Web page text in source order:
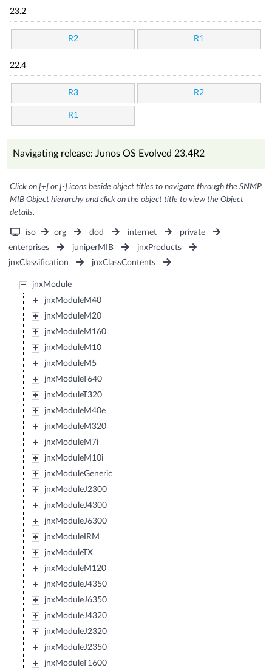
23.2
R2 R1
22.4
R3 R2
R1
Navigating release: Junos OS Evolved 23.4R2
Click on [+] or [-] icons beside object titles to navigate through the SNMP
MIB Object hierarchy and click on the object title to view the Object
details.
iso org dod internet
private
enterprises
juniperMIB
jnxProducts
jnxClassification
jnxClassContents
jnxModule
jnxModuleM40
jnxModuleM20
jnxModuleM160
jnxModuleM10
jnxModuleM5
jnxModuleT640
jnxModuleT320
jnxModuleM40e
jnxModuleM320
jnxModuleM7i
jnxModuleM10i
jnxModuleGeneric
jnxModuleJ2300
jnxModuleJ4300
jnxModuleJ6300
jnxModuleIRM
jnxModuleTX
jnxModuleM120
jnxModuleJ4350
jnxModuleJ6350
jnxModuleJ4320
jnxModuleJ2320
jnxModuleJ2350
jnxModuleT1600